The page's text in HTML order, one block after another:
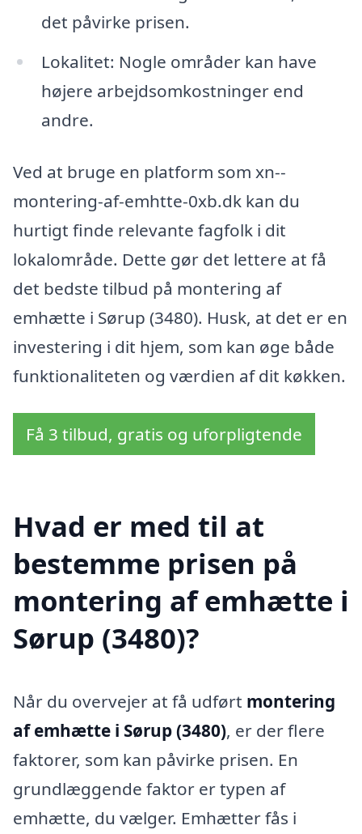
det påvirke prisen.
Lokalitet: Nogle områder kan have
højere arbejdsomkostninger end
andre.
Ved at bruge en platform som xn--
montering-af-emhtte-0xb.dk kan du
hurtigt finde relevante fagfolk i dit
lokalområde. Dette gør det lettere at få
det bedste tilbud på montering af
emhætte i Sørup (3480). Husk, at det er en
investering i dit hjem, som kan øge både
funktionaliteten og værdien af dit køkken.
Få 3 tilbud, gratis og uforpligtende
Hvad er med til at
bestemme prisen på
montering af emhætte i
Sørup (3480)?
Når du overvejer at få udført montering
af emhætte i Sørup (3480), er der flere
faktorer, som kan påvirke prisen. En
grundlæggende faktor er typen af
emhætte, du vælger. Emhætter fås i